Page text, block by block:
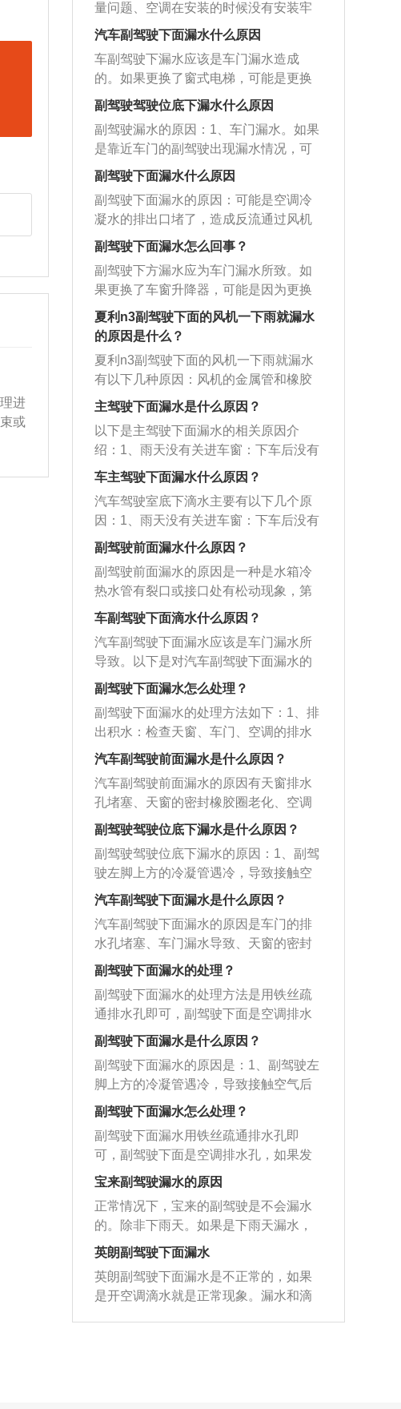
进
或
、
量问题、空调在安装的时候没有安装牢
固、空调交换器的问题、空调系统内氟
利昂不足引起室内机蒸发器结冰、空调
的材质不是很好。具体如下：1、排水管
道质量问题。有的排水管道质量不好，
易老化松弛，造成管道形状弯曲，引发
排水不畅。需要更换排水管道。2、空调
在安装的时候没有安装牢固，使用长时
位置发生变化，造成排水困难。配管上
的结露水。因为管路上面的保温材料质
量太差或太薄，管内制冷剂通过的时
候，容易出现结露水。需要到专业维修
点进行调整。3、空调交换器的问题。空
调交换器如果出现了问题，也会导致副
驾驶座位漏水的情况发生。如果过滤网
里面的脏东西没有及时地清理或者是过
滤网破损了，那么蒸发器可能就会变
形，没办法滴到槽里，也会发生漏水。
需要定期清理。4、空调系统内氟利昂不
滴入节水盘内。需要及时添加氟利昂。
5、空调的材质不是很好，内部设置不合
理，水不能流入水槽，导致出现副驾驶
漏水。这种情况处理相对麻烦，需要到
专业维修点检修空调系统。
汽车副驾驶下面漏水什么原因
车副驾驶下漏水应该是车门漏水造成
的。如果更换了窗式电梯，可能是更换
电梯后门的防水膜粘合不紧密，因为在
更换电梯前需要撕掉防水膜。防水膜粘
合不紧密。万一下大雨，水就会进入车
内。可以自行密封或更换防水膜。以下
是关于漏水处理方法1、处理方法：天窗
排水孔最初堵塞会在排水孔入口处，打
开天窗即可看到，自行清理即可。时间
软管向里走，此时不好疏通，需去4S
店，由专业师傅进行疏通。2、特殊情
况：当关门，或者行驶中时，会听到明
显的水声，这是门内积水。此时需要找
细铁丝或细螺丝刀，疏通排水孔。
副驾驶驾驶位底下漏水什么原因
副驾驶漏水的原因：1、车门漏水。如果
是靠近车门的副驾驶出现漏水情况，可
能是因为车门的密闭性变差，常见的就
是密封胶条老化，导致在下雨、涉水等
情况时，有水进入驾驶舱。2、车窗漏
水。如果刚刚下过雨，发现副驾驶漏
水，此时就要考虑是不是车窗漏水，可
以通过升降车窗的速度来判断，如果升
降速度比之前更快，或是感觉到明显顿
凝管温度低。夏天开车时冷凝管的温度
就会降低，再加上车内在不开启状态下
密闭空间温度很高，当低温与冷空气碰
撞后，就会产生一些小水珠。4、空调排
水管破裂。长时间不更换排水管，就容
易导致排水管老化，时间久了自然就会
出现破裂、堵塞的问题，而排水管的位
置恰好就在副驾驶的下方，所以就会出
现漏水。副驾驶下面漏水的处理方法如
下：1、排出积水：检查天窗、车门、空
调的排水孔有没有堵塞，如果堵塞，将
橡胶部件：检查天窗和车门的密封橡胶
圈和胶条，查看是否有变形、老化的现
象，如果有，更换橡胶部件即可。3、将
副驾驶的脚垫、地胶取出：如果副驾驶
下面发生积水，可以将副驾驶的脚垫、
地胶取出，用汽车专用的地毯清洗剂进
行清洗；将车上的积水吸出，如果积水
比较严重，可以将汽车底盘下部的密封
胶塞打开，放出车上的积水。
副驾驶下面漏水什么原因
副驾驶下面漏水的原因：可能是空调冷
凝水的排出口堵了，造成反流通过风机
室内进气口漏到副驾驶，需维修空调。
也可能是前面的排水口堵了，风挡前面
有排水孔，堵了通一下就好了。副驾驶
漏水解决方法：建议及时修复，拆开挡
风玻璃前的黑色罩子，然后用玻璃胶或
其他胶水将固定空调滤网的塑料架子周
边特别是下边打满，涂抹光滑。
副驾驶下面漏水怎么回事？
副驾驶下方漏水应为车门漏水所致。如
果更换了车窗升降器，可能是因为更换
升降器后车门防水膜粘结不牢，因为更
换升降器前需要撕掉防水膜。防水膜粘
结不牢。如果下大雨，水将进入车辆。
您可以自行密封或更换防水膜。漏水处
理方法：1、天窗泄放孔的初始堵塞将出
现在泄放孔的进口处。打开天窗可以看
到它。在这个时候，更容易清理它。你
自己清理一下就行了。2、打开和关闭车
内的水震动引起的是门内的积水。这
时，只要找一根细铁丝或一把细螺丝
刀，疏通排水孔，你就可以自己动手
了。
夏利n3副驾驶下面的风机一下雨就漏水
的原因是什么？
夏利n3副驾驶下面的风机一下雨就漏水
有以下几种原因：风机的金属管和橡胶
管漏水：风机的金属管和橡胶管连接处
漏水，需要更换卡箍或者重新安装调
整。夏利暖风机上方的通风孔螺丝松：
这次漏水的原因是夏利暖风机上方的通
风孔，如果通风孔正上方的螺丝松，雨
水就可以从这个眼滴进暖风机内部。风
机的金属管老化：汽车风机的金属管是
造成漏水。
主驾驶下面漏水是什么原因？
以下是主驾驶下面漏水的相关原因介
绍：1、雨天没有关进车窗：下车后没有
确定自己是否已经关紧车窗，导致雨水
从没有关紧的车窗内飘进汽车内的各个
部位，长期以往，汽车的驾驶室底下就
会滴水。2、排水口出问题：排除人为原
因后，如果汽车驾驶室底下还是滴水，
就应该检查一下汽车的排水口。首先汽
车的排水口有四个，前面两个排水口是
上流淌的水。
车主驾驶下面漏水什么原因？
汽车驾驶室底下滴水主要有以下几个原
因：1、雨天没有关进车窗：下车后没有
确定自己是否已经关紧车窗，导致雨水
从没有关紧的车窗内飘进汽车内的各个
部位，长期以往，汽车的驾驶室底下就
会滴水。2、排水口出问题：排出人为原
因后，如果汽车驾驶室底下还是滴水，
就应该检查一下汽车的排水口。首先汽
车的排水口有四个，前面两个排水口是
上流淌的水。
副驾驶前面漏水什么原因？
副驾驶前面漏水的原因是一种是水箱冷
热水管有裂口或接口处有松动现象，第
二种就是空调排水管有裂口或接口处有
松动现象。以下是有关驾驶座位的介
绍：1、后排另一侧座位：经过观察许多
车祸图片后发现，在碰撞中，除非超级
严重的事故，否则一般不会涉及到此位
置。尤其是在市内开车，此位置可以说
是万无一失。2、驾驶员后排座位：许多
光，在出现车祸的一刹那司机肯定会无
意识的躲闪，就算不躲，也还有司机在
前面顶着，可以算是车内最安全的位
置。3、驾驶员的座位：大多数驾驶员还
是能系好安全带，这在很大程度上保证
了他们的安全。最重要的是，车在他们
手里，在紧急情况下，他们会本能的躲
避危险。
车副驾驶下面滴水什么原因？
汽车副驾驶下面漏水应该是车门漏水所
导致。以下是对汽车副驾驶下面漏水的
具体介绍：1、打开天窗：天窗排水孔最
初的堵塞会在排水孔入口处，打开天窗
就能看到，这时是比较好清理的，清理
掉就可以。2、疏通一下排水孔：当开关
门时，或者行驶中，会听到明显的水
声，水在门里面晃动产生，就是门内积
水。这时只需找个细的铁丝或细螺丝刀
车窗升降机。
副驾驶下面漏水怎么处理？
副驾驶下面漏水的处理方法如下：1、排
出积水：检查天窗、车门、空调的排水
孔有没有堵塞，如果堵塞，将其清理干
净，把积水排出即可。2、更换橡胶部
件：检查天窗和车门的密封橡胶圈和胶
条，查看是否有变形、老化的现象，如
果有，更换橡胶部件即可。3、将副驾驶
的脚垫、地胶取出：如果副驾驶下面发
生积水，可以将副驾驶的脚垫、地胶取
洗；将车上的积水吸出，如果积水比较
严重，可以将汽车底盘下部的密封胶塞
打开，放出车上的积水。
汽车副驾驶前面漏水是什么原因？
汽车副驾驶前面漏水的原因有天窗排水
孔堵塞、天窗的密封橡胶圈老化、空调
牌排水孔堵塞、车门密封性不好、车门
的排水孔堵塞等。积水比较严重的情况
下可以将汽车底盘下部的密封胶塞打
开，放出车上的积水；积水放干后对汽
车进行清理、消毒，防止汽车后续产生
异味和滋生细菌。以下为详细原因介
绍：1、天窗排水孔堵塞：天窗排水孔很
法及时排出就会渗入车内。2、天窗的密
封橡胶圈老化：橡胶部件在使用的过程
中会老化变硬，天窗的橡胶圈老化后密
封性就会降低，下雨天就会出现漏水。
3、空调牌排水孔堵塞：车载空调在使用
的过程中蒸发箱会产生冷凝水，如果排
水孔堵塞冷凝水就会从副驾驶的位置漏
出。4、车门密封性不好：车门上安装有
密封胶条，如果安装不正确或者老化变
硬车门的密封性就会降低，下雨或者行
5、车门的排水孔堵塞：由于车门排水孔
的位置比较低，很容易被淤泥堵塞，如
果车门蓄满雨水无法排出就会渗入驾驶
室。
副驾驶驾驶位底下漏水是什么原因？
副驾驶驾驶位底下漏水的原因：1、副驾
驶左脚上方的冷凝管遇冷，导致接触空
气后结成水珠。2、空调排水管较短，松
弛老化后造成管道形状弯曲，引发排水
不畅让排出的水洒向车内，造成漏水情
况。3、天窗的排水孔和导水管堵塞。
4、空调和车门的封胶条老化。以下为解
决方法介绍：1、疏通发动机舱两边排水
孔。2、疏通天窗排水孔。3、将空调滤
排水孔。5、更换空调和车门处的密封胶
条。
汽车副驾驶下面漏水是什么原因？
汽车副驾驶下面漏水的原因是车门的排
水孔堵塞、车门漏水导致、天窗的密封
橡胶圈老化，具体介绍如下：车门的排
水孔堵塞：由于车门排水孔的位置比较
低，很容易被淤泥堵塞，如果车门蓄满
雨水无法排出，就会渗入驾驶室。检查
车门排水孔有没有堵塞，如果堵塞，将
其清理干净，把积水排出即可。车门漏
水导致：更换过车窗升降机会致使车门
候需要将防水膜撕开才能更换。防水膜
粘合不严遇到大雨，车内就会进水，可
以二次进行密封工作或者更换防水膜。
天窗的密封橡胶圈老化：橡胶部件在使
用的过程中会老化变硬，天窗的橡胶圈
老化后，密封性就会降低，下雨天就会
出现漏水；并且在天窗保养的时候，直
接用高压枪冲洗或使用酸碱性较强的清
洗剂也会使天窗的橡胶圈变形、老化。
副驾驶下面漏水的处理？
副驾驶下面漏水的处理方法是用铁丝疏
通排水孔即可，副驾驶下面是空调排水
孔，如果发生堵塞，空调的水就无法排
出会流回到驾驶室，在副驾驶地板处会
有水渗出，需及时处理，以防地毯进水
发霉。车上容易漏水的地方有：1、天
窗：天窗出现漏水的原因，一是天窗排
水口出现了问题，常见现象是灰尘、树
枝树叶等堵塞，导致天窗排水口无法正
漏水常见的问题，另一个则是胶条老
化。2、后备箱：是因为雨水经过尾灯处
流到了后备箱里，原因是后备箱密封条
老化，更换胶条即可。
副驾驶下面漏水是什么原因？
副驾驶下面漏水的原因是：1、副驾驶左
脚上方的冷凝管遇冷，导致接触空气后
结成水珠；2、空调排水管短，松弛老
化，造成管道形状弯曲，引发排水不畅
排出的水洒向车内，造成漏水情况；3、
天窗的排水孔和导水管堵塞；4、空调和
车门的封胶条老化。副驾驶下面漏水的
解决方法是：1、疏通发动机舱两边排水
孔；2、疏通天窗排水孔；3、空调滤芯
水孔；5，更换空调和车门处的密封胶
条。
副驾驶下面漏水怎么处理？
副驾驶下面漏水用铁丝疏通排水孔即
可，副驾驶下面是空调排水孔，如果发
生堵塞，空调的水就无法排出会流回到
驾驶室，在副驾驶地板处会有水渗出，
需及时处理，以防地毯进水发霉。车上
容易漏水的地方有：1、天窗：天窗出现
漏水的原因，一是天窗排水口出现了问
题，常见现象是灰尘、树枝树叶等堵
塞，导致天窗排水口无法正常排水，从
宝来副驾驶漏水的原因
正常情况下，宝来的副驾驶是不会漏水
的。除非下雨天。如果是下雨天漏水，
可能涉及的原因有以下几个：1、天窗排
气孔堵塞，导致水漏到了副驾驶里。解
决办法：清理天窗的排气孔。2、前挡风
玻璃右侧下缘排水槽堵塞。解决办法：
清理排水槽。3、副驾驶密封条老化，导
英朗副驾驶下面漏水
英朗副驾驶下面漏水是不正常的，如果
是开空调滴水就是正常现象。漏水和滴